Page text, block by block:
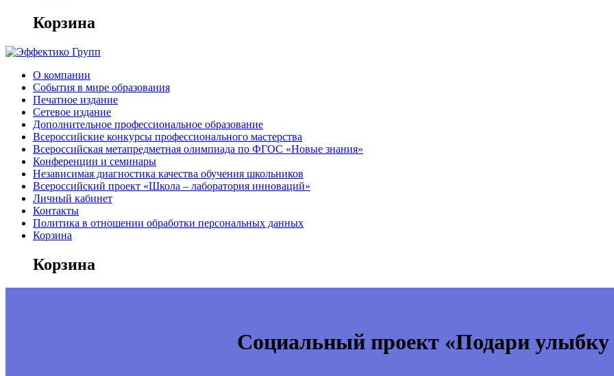
Корзина
О компании
События в мире образования
Печатное издание
Сетевое издание
Дополнительное профессиональное образование
Всероссийские конкурсы профессионального мастерства
Всероссийская метапредметная олимпиада по ФГОС «Новые знания»
Конференции и семинары
Независимая диагностика качества обучения школьников
Всероссийский проект «Школа – лаборатория инноваций»
Личный кабинет
Контакты
Политика в отношении обработки персональных данных
Корзина
Корзина
Социальный проект «Подари улыбку